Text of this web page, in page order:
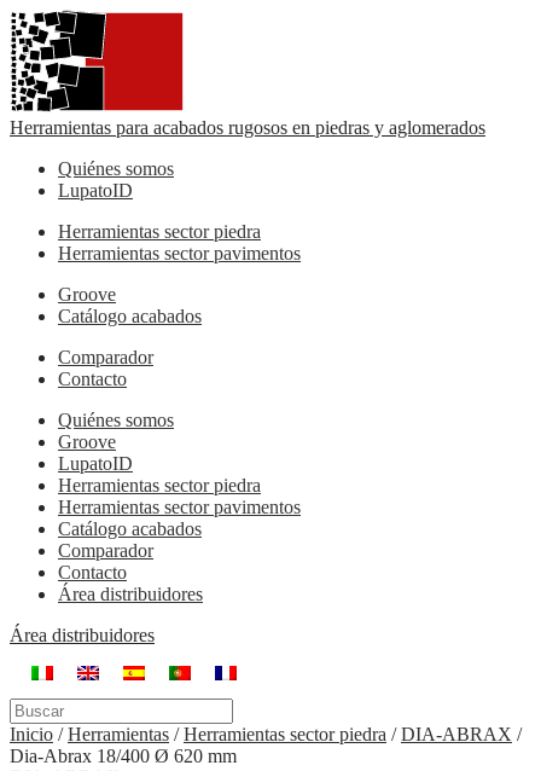
Herramientas para acabados rugosos en piedras y aglomerados
Quiénes somos
LupatoID
Herramientas sector piedra
Herramientas sector pavimentos
Groove
Catálogo acabados
Comparador
Contacto
Quiénes somos
Groove
LupatoID
Herramientas sector piedra
Herramientas sector pavimentos
Catálogo acabados
Comparador
Contacto
Área distribuidores
Área distribuidores
Inicio /Herramientas /Herramientas sector piedra /DIA-ABRAX /
Dia-Abrax 18/400 Ø 620 mm